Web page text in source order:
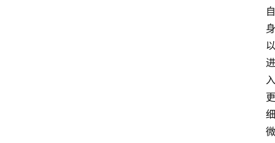
自
身
以
进
入
更
细
微